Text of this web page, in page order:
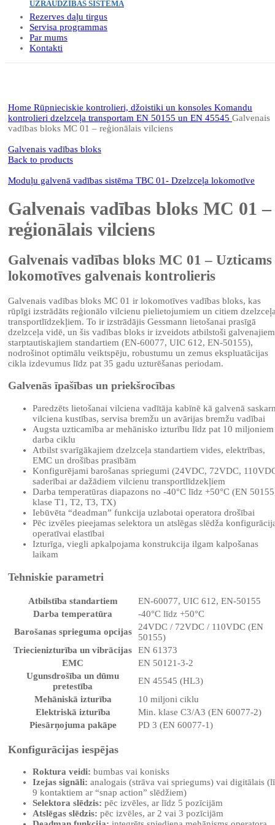
UZRAUDZĪBAS SISTĒMA
Rezerves daļu tirgus
Servisa programmas
Par mums
Kontakti
Home Rūpnieciskie kontrolieri, džoistiki un konsoles Komandu
kontrolieri dzelzceļa transportam EN 50155 un EN 45545 Galvenais
vadības bloks MC 01 – reģionālais vilciens
Galvenais vadības bloks
Back to products
Moduļu galvenā vadības sistēma TBC 01- Dzelzceļa lokomotīve
Galvenais vadības bloks MC 01 –
reģionālais vilciens
Galvenais vadības bloks MC 01 – Uzticams
lokomotīves galvenais kontrolieris
Galvenais vadības bloks MC 01 ir lokomotīves vadības bloks, kas
rūpīgi izstrādāts reģionālo vilcienu pielietojumiem un citiem
transportlīdzekļiem. To ir izstrādājis Gessmann lietošanai prasīgā
dzelzceļa vidē, un šis vadības bloks ir izveidots atbilstoši galvenajiem
starptautiskajiem standartiem (EN-60077, UIC 612, EN-50155),
nodrošinot optimālu veiktspēju, robustumu un zemus ekspluatācijas
cikla izdevumus līdz pat 35 gadu uzturēšanas periodam.
Galvenās īpašības un priekšrocības
Paredzēts lietošanai vilciena vadītāja kabīnē kā galvenā
vilciena kustības, servisa bremžu un avārijas bremžu vadībai
Augsta uzticamība ar mehānisko izturību līdz pat 10 miljoniem
darba ciklu
Atbilst svarīgākajiem dzelzceļa standartiem vides, elektrības,
EMC un drošības prasībām
Konfigurējami barošanas spriegumi (24VDC, 72VDC,
saderībai ar dažādiem vilcienu transportlīdzekļiem
Darba temperatūras diapazons no -40°C līdz +50°C (EN
klase T1, T2, T3, TX)
Iebūvēta “deadman” funkcija uzlabotai operatora drošībai
Pēc izvēles pieejamas selektora un atslēgas slēdža
operatīvai elastībai
Izturīga, viegli apkalpojama konstrukcija ilgam kalpošanas
laikam
Tehniskie parametri
Atbilstība standartiem
EN-60077, UIC 612, EN-50155
Darba temperatūra
-40°C līdz +50°C
Barošanas sprieguma opcijas
24VDC / 72VDC / 110VDC (EN
50155)
Triecienizturība un vibrācijas
EN 61373
EMC
EN 50121-3-2
Ugunsdrošība un dūmu
pretestība
EN 45545 (HL3)
Mehāniskā izturība
10 miljoni ciklu
Elektriskā izturība
Min. klase C3/A3 (EN 60077-2)
Piesārņojuma pakāpe
PD 3 (EN 60077-1)
Konfigurācijas iespējas
Roktura veidi: bumbas vai konisks
Izejas signāli: analogais (strāva vai spriegums) vai digitālais
9 kontaktiem ar “snap action” slēdžiem)
Selektora slēdzis: pēc izvēles, ar līdz 5 pozīcijām
Atslēgas slēdzis: pēc izvēles, ar 2 vai 3 pozīcijām